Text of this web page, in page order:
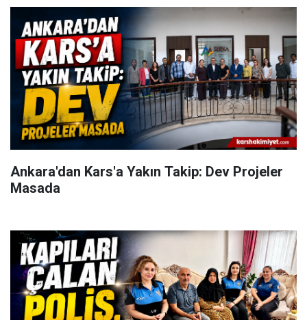
Ankara'dan Kars'a Yakın Takip: Dev Projeler
Masada